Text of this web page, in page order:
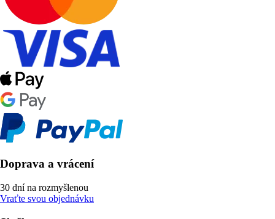
Doprava a vrácení
30 dní na rozmyšlenou
Vraťte svou objednávku